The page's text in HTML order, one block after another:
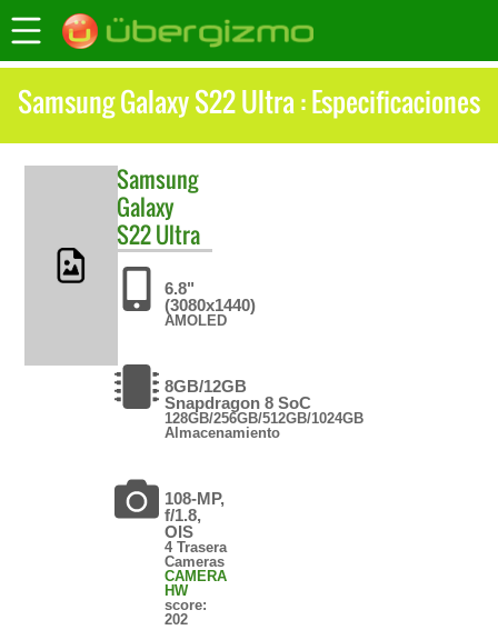
Samsung Galaxy S22 Ultra : Especificaciones
Samsung
Galaxy
S22 Ultra
6.8"
(3080x1440)
AMOLED
8GB/12GB
Snapdragon 8 SoC
128GB/256GB/512GB/1024GB
Almacenamiento
108-MP,
f/1.8,
OIS
4 Trasera
Cameras
CAMERA
HW
score:
202